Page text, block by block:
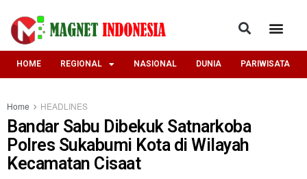
HOME REGIONAL NASIONAL DUNIA PARIWISATA
Home HEADLINES
Bandar Sabu Dibekuk Satnarkoba
Polres Sukabumi Kota di Wilayah
Kecamatan Cisaat